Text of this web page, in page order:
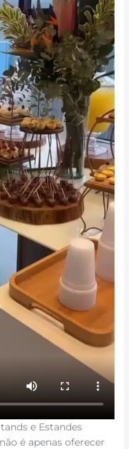
e Estandes
não é apenas oferecer